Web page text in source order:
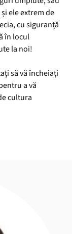
ele extrem de
cu siguranță
în locul
la noi!
să vă încheiați
a vă
cultura